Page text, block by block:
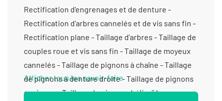
Rectification d'engrenages et de denture -
Rectification d’arbres cannelés et de vis sans fin -
Rectification plane - Taillage d'arbres - Taillage de
couples roue et vis sans fin - Taillage de moyeux
cannelés - Taillage de pignons à chaîne - Taillage
de pignons à denture droite - Taillage de pignons
coniques - Taillage de pignons hélicoïdaux -
Afficher tous les savoir-faire